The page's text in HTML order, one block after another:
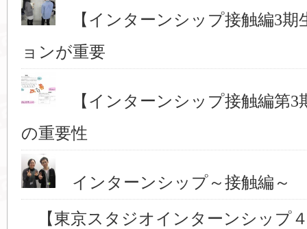
【インターンシップ接触編3期
ョンが重要
【インターンシップ接触編第3
の重要性
インターンシップ～接触編
【東京スタジオインターンシップ